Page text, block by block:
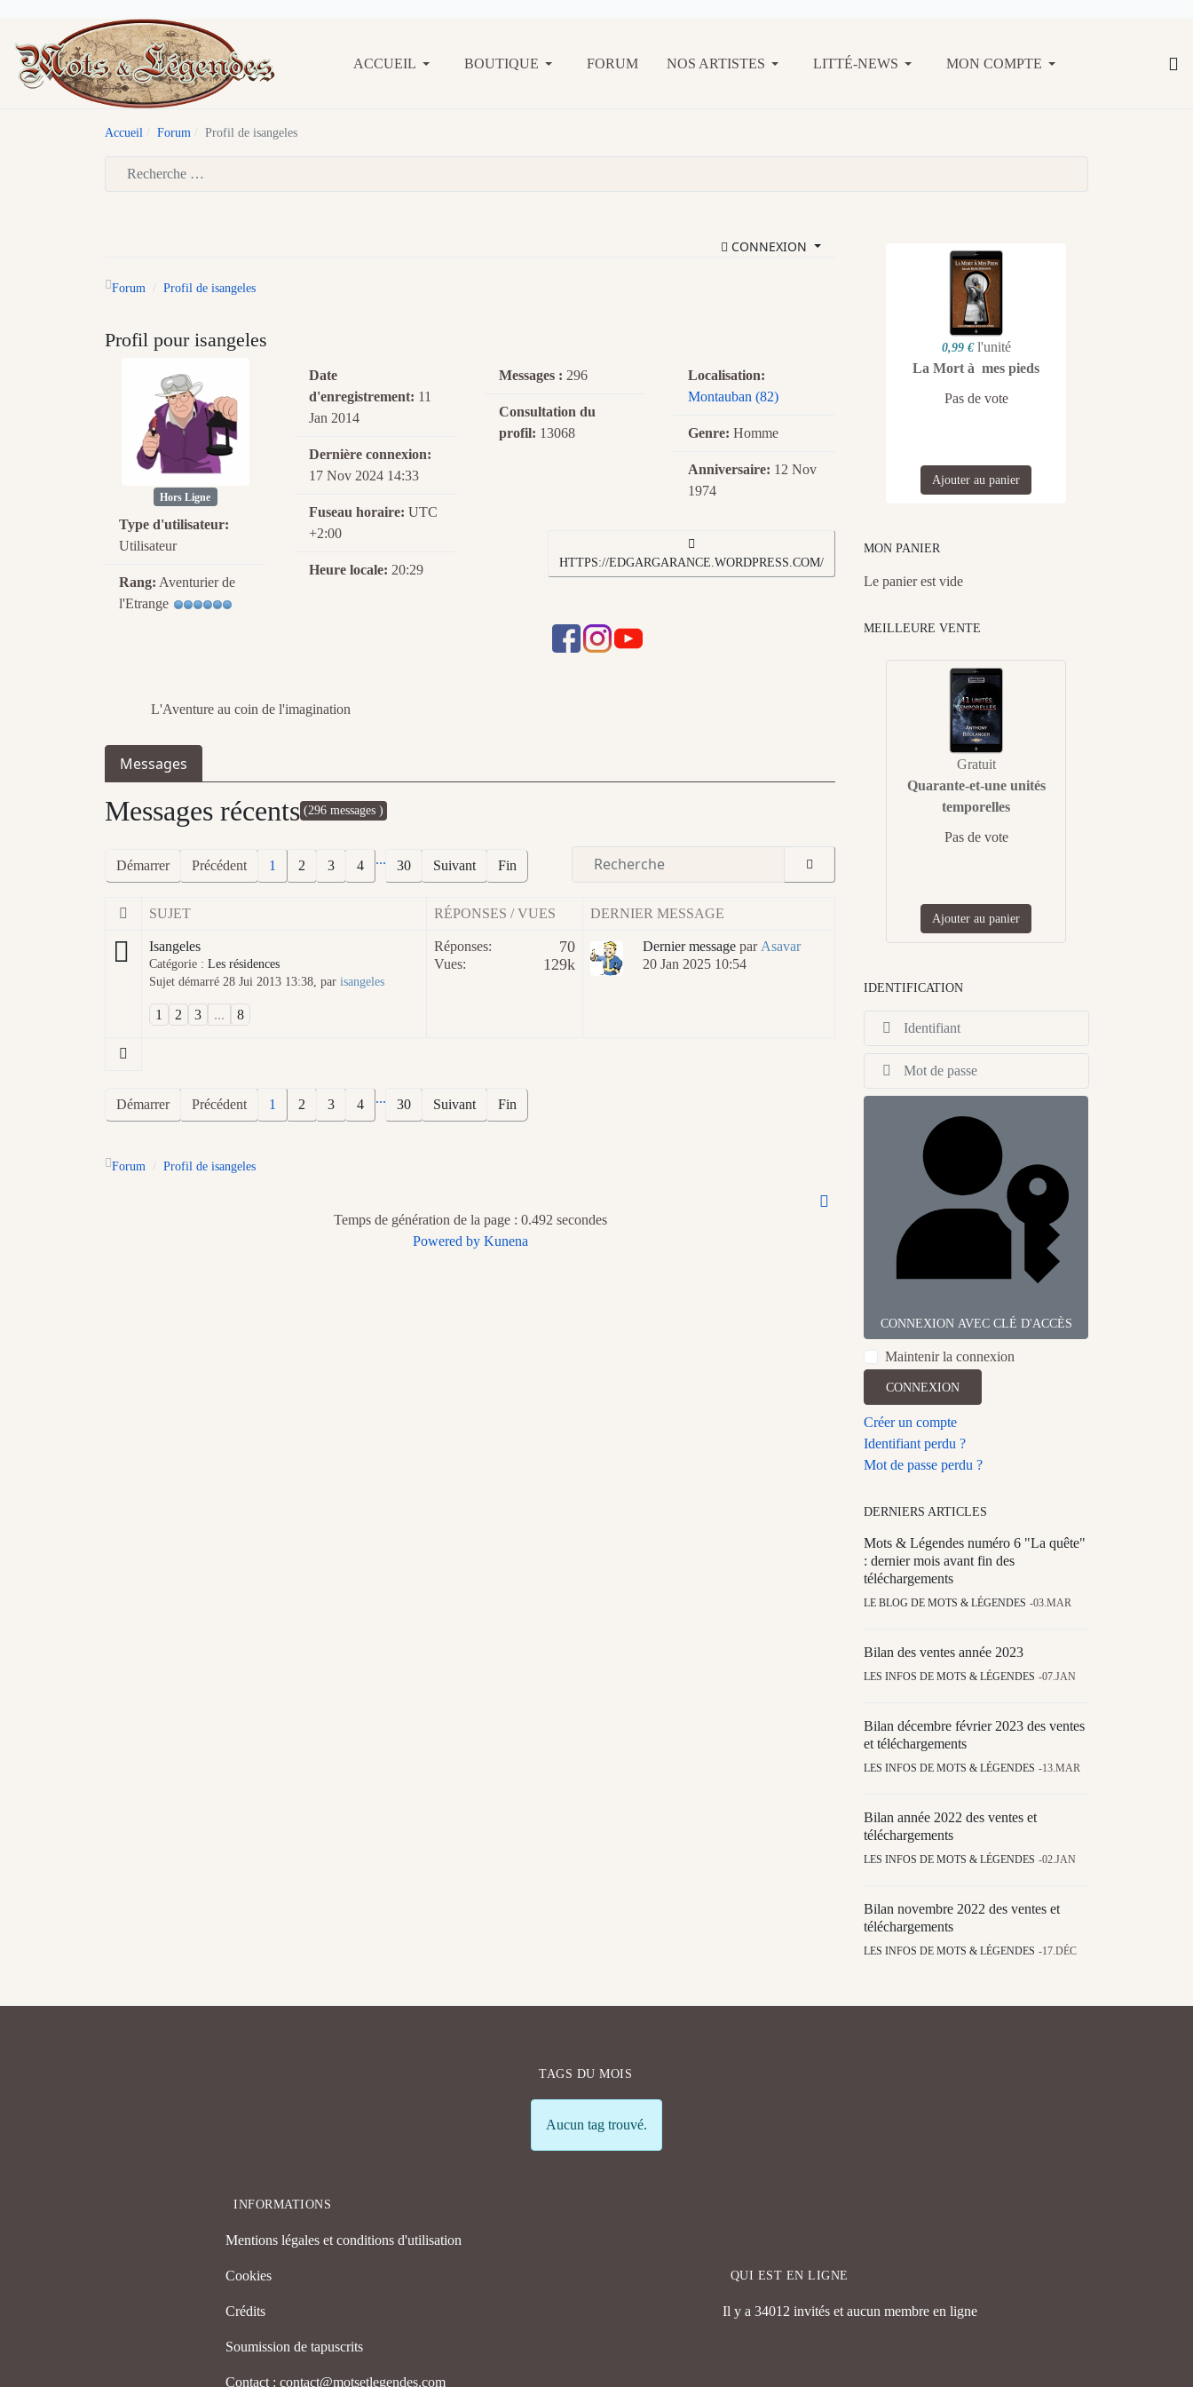
ACCUEIL BOUTIQUE FORUM NOS ARTISTES LITTÉ-NEWS MON COMPTE
Accueil Forum Profil de isangeles
CONNEXION
Forum Profil de isangeles
Profil pour isangeles
Hors Ligne
Type d'utilisateur:
Utilisateur
Rang: Aventurier de
l'Etrange
Date
d'enregistrement: 11
Jan 2014
Dernière connexion:
17 Nov 2024 14:33
Fuseau horaire: UTC
+2:00
Heure locale: 20:29
Messages : 296
Consultation du
profil: 13068
Localisation:
Montauban (82)
Genre: Homme
Anniversaire: 12 Nov
1974
HTTPS://EDGARGARANCE.WORDPRESS.COM/
L'Aventure au coin de l'imagination
Messages
Messages récents (296 messages )
Démarrer Précédent 1 2 3 4 ... 30 Suivant Fin
SUJET RÉPONSES / VUES DERNIER MESSAGE
Isangeles
Catégorie : Les résidences
Sujet démarré 28 Jui 2013 13:38, par isangeles
1 2 3 ... 8
Réponses: 70
Vues: 129k
Dernier messagepar Asavar
20 Jan 2025 10:54
Démarrer Précédent 1 2 3 4 ... 30 Suivant Fin
Forum Profil de isangeles
Temps de génération de la page : 0.492 secondes
Powered by Kunena
0,99 € l'unité
La Mort à mes pieds
Pas de vote
Ajouter au panier
MON PANIER
Le panier est vide
MEILLEURE VENTE
Gratuit
Quarante-et-une unités
temporelles
Pas de vote
Ajouter au panier
IDENTIFICATION
CONNEXION AVEC CLÉ D'ACCÈS
Maintenir la connexion
CONNEXION
Créer un compte
Identifiant perdu ?
Mot de passe perdu ?
DERNIERS ARTICLES
Mots & Légendes numéro 6 "La quête"
: dernier mois avant fin des
téléchargements
LE BLOG DE MOTS & LÉGENDES 03.MAR
Bilan des ventes année 2023
LES INFOS DE MOTS & LÉGENDES 07.JAN
Bilan décembre février 2023 des ventes
et téléchargements
LES INFOS DE MOTS & LÉGENDES 13.MAR
Bilan année 2022 des ventes et
téléchargements
LES INFOS DE MOTS & LÉGENDES 02.JAN
Bilan novembre 2022 des ventes et
téléchargements
LES INFOS DE MOTS & LÉGENDES 17.DÉC
TAGS DU MOIS
Info
Aucun tag trouvé.
INFORMATIONS
Mentions légales et conditions d'utilisation
Cookies
Crédits
Soumission de tapuscrits
Contact : contact@motsetlegendes.com
QUI EST EN LIGNE
Il y a 34012 invités et aucun membre en ligne